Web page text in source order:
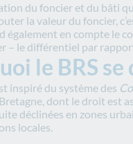
du foncier et du bâti
la valeur du foncier,
également en compte le
– le différentiel par
le BRS
inspiré du système des
dont le droit est
déclinées en zones
locales.